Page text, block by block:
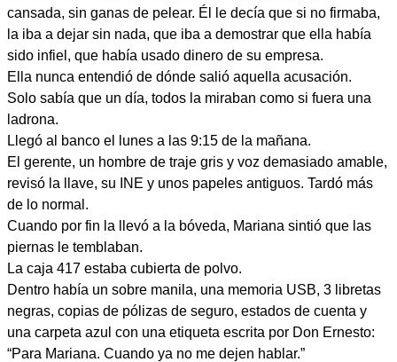
cansada, sin ganas de pelear. Él le decía que si no firmaba,
la iba a dejar sin nada, que iba a demostrar que ella había
sido infiel, que había usado dinero de su empresa.
Ella nunca entendió de dónde salió aquella acusación.
Solo sabía que un día, todos la miraban como si fuera una
ladrona.
Llegó al banco el lunes a las 9:15 de la mañana.
El gerente, un hombre de traje gris y voz demasiado amable,
revisó la llave, su INE y unos papeles antiguos. Tardó más
de lo normal.
Cuando por fin la llevó a la bóveda, Mariana sintió que las
piernas le temblaban.
La caja 417 estaba cubierta de polvo.
Dentro había un sobre manila, una memoria USB, 3 libretas
negras, copias de pólizas de seguro, estados de cuenta y
una carpeta azul con una etiqueta escrita por Don Ernesto:
“Para Mariana. Cuando ya no me dejen hablar.”